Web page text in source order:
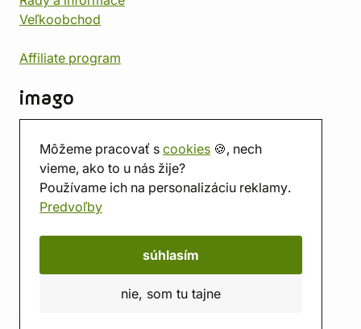
Môžeme pracovať s cookies 🍪, nech
vieme, ako to u nás žije?
Používame ich na personalizáciu reklamy.
Predvoľby
súhlasím
nie, som tu tajne
Veľkoobchod
Affiliate program
imago
Predajňa
Herňa
O nás
Hodnotenie obchodu